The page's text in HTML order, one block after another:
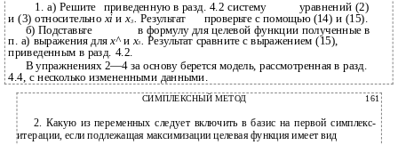
1. а) Решите приведенную в разд. 4.2 систему
уравнений (2)
и (3) относительно xiих3. Результат
проверьте с помощью (14) и (15).
б) Подставьте
в формулу для целевой функции полученные в
п. а) выражения длях^ и х3. Результат сравните с выражением (15),
приведенным в разд. 4.2.
В упражнениях 2—4 за основу берется модель, рассмотренная в разд.
4.4, с несколько измененными данными.
СИМПЛЕКСНЫЙ МЕТОД 161
2. Какую из переменных следует включить в базис на первой симплекс-
итерации, если подлежащая максимизации целевая функция имеет вид